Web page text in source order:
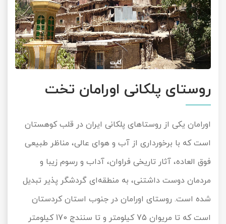
روستای پلکانی اورامان تخت
اورامان یکی از روستاهای پلکانی ایران در قلب کوهستان
است که با برخورداری از آب و هوای عالی، مناظر طبیعی
فوق العاده، آثار تاریخی فراوان، آداب و رسوم زیبا و
مردمان دوست داشتنی، به منطقه‌ای گردشگر پذیر تبدیل
شده است. روستای اورامان در جنوب استان کردستان
است که تا مریوان 75 کیلومتر و تا سنندج 170 کیلومتر